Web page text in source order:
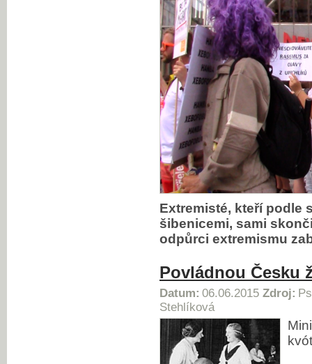
Extremisté, kteří podle
šibenicemi, sami
odpůrci extremismu
Povládnou Česku
Datum: 06.06.2015 Zdroj:
Stehlíková